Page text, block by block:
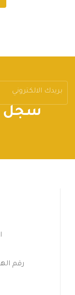
سجل
رقم الهاتف: